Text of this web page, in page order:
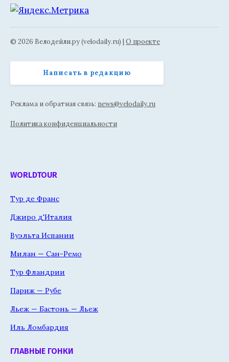
© 2026 Велодейли.ру (velodaily.ru) | О проекте
Написать в редакцию
Реклама и обратная связь: news@velodaily.ru
Политика конфиденциальности
WORLDTOUR
Тур де Франс
Джиро д'Италия
Вуэльта Испании
Милан — Сан-Ремо
Тур Фландрии
Париж — Рубе
Льеж — Бастонь — Льеж
Иль Ломбардия
ГЛАВНЫЕ ГОНКИ